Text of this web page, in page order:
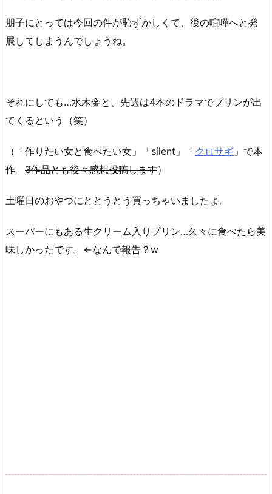
朋子にとっては今回の件が恥ずかしくて、後の喧嘩へと発
展してしまうんでしょうね。
それにしても…水木金と、先週は4本のドラマでプリンが出
てくるという（笑）
（「作りたい女と食べたい女」「silent」「クロサギ 」で本
作。 3作品とも後々感想投稿します）
土曜日のおやつにととうとう買っちゃいましたよ。
スーパーにもある生クリーム入りプリン…久々に食べたら美
味しかったです。←なんで報告？w